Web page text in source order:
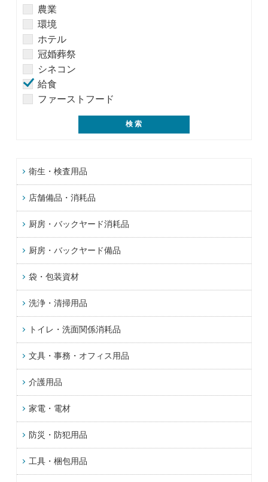
農業
環境
ホテル
冠婚葬祭
シネコン
給食
ファーストフード
衛生・検査用品
店舗備品・消耗品
厨房・バックヤード消耗品
厨房・バックヤード備品
袋・包装資材
洗浄・清掃用品
トイレ・洗面関係消耗品
文具・事務・オフィス用品
介護用品
家電・電材
防災・防犯用品
工具・梱包用品